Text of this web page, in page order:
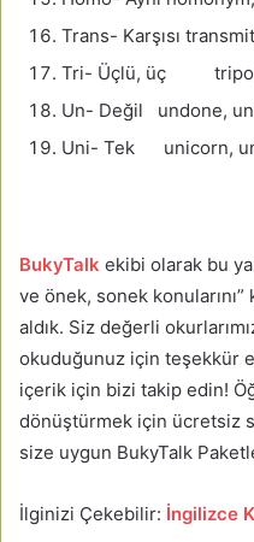
Trans- Karşısı transmit
Tri- Üçlü, üç
Un- Değil undone,
Uni- Tek unicorn,
BukyTalk ekibi olarak bu
ve önek, sonek
aldık. Siz değerli
okuduğunuz için teşekkür
içerik için bizi takip edin!
dönüştürmek için ücretsiz
size uygun BukyTalk
İlginizi Çekebilir: İngilizce